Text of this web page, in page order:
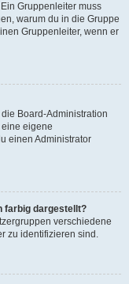
Gruppenleiter muss
warum du in die Gruppe
Gruppenleiter, wenn er
Board-Administration
eigene
einen Administrator
farbig dargestellt?
verschiedene
zu identifizieren sind.